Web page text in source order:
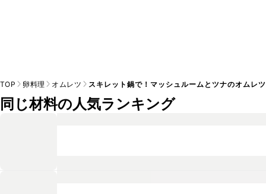
TOP 卵料理 オムレツ スキレット鍋で！マッシュルームとツナのオムレツ
同じ材料の人気ランキング